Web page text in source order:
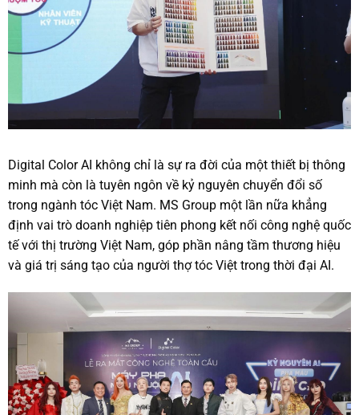
Digital Color AI không chỉ là sự ra đời của một thiết bị thông
minh mà còn là tuyên ngôn về kỷ nguyên chuyển đổi số
trong ngành tóc Việt Nam. MS Group một lần nữa khẳng
định vai trò doanh nghiệp tiên phong kết nối công nghệ quốc
tế với thị trường Việt Nam, góp phần nâng tầm thương hiệu
và giá trị sáng tạo của người thợ tóc Việt trong thời đại AI.